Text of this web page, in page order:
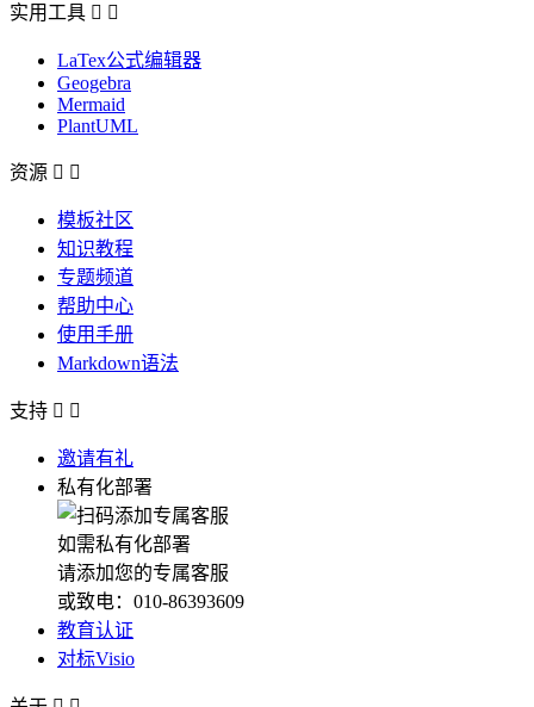
实用工具  
LaTex公式编辑器
Geogebra
Mermaid
PlantUML
资源  
模板社区
知识教程
专题频道
帮助中心
使用手册
Markdown语法
支持  
邀请有礼
私有化部署
如需私有化部署
请添加您的专属客服
或致电：010-86393609
教育认证
对标Visio